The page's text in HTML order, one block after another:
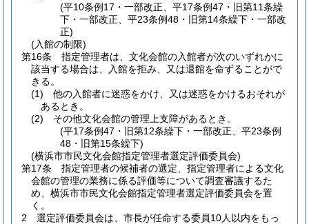
(平10条例17・一部改正、平17条例47・旧第11条繰
下・一部改正、平23条例48・旧第14条繰下・一部改
正)
(入館の制限)
第16条
指定管理者は、文化会館の入館者が次のいずれかに
該当する場合は、入館を拒み、又は退館を命ずることがで
きる。
(1)
他の入館者に迷惑をかけ、又は迷惑をかけるおそれが
あるとき。
(2)
その他文化会館の管理上支障があるとき。
(平17条例47・旧第12条繰下・一部改正、平23条例
48・旧第15条繰下)
(横浜市市民文化会館指定管理者選定評価委員会)
第17条
指定管理者の候補者の選定、指定管理者による文化
会館の管理の業務に係る評価等について調査審議するた
め、横浜市市民文化会館指定管理者選定評価委員会を置
く。
2
選定評価委員会は、市長が任命する委員10人以内をもっ